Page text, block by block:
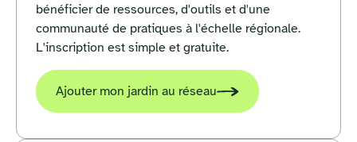
bénéficier de ressources, d'outils et d'une
communauté de pratiques à l'échelle régionale.
L'inscription est simple et gratuite.
Ajouter mon jardin au réseau